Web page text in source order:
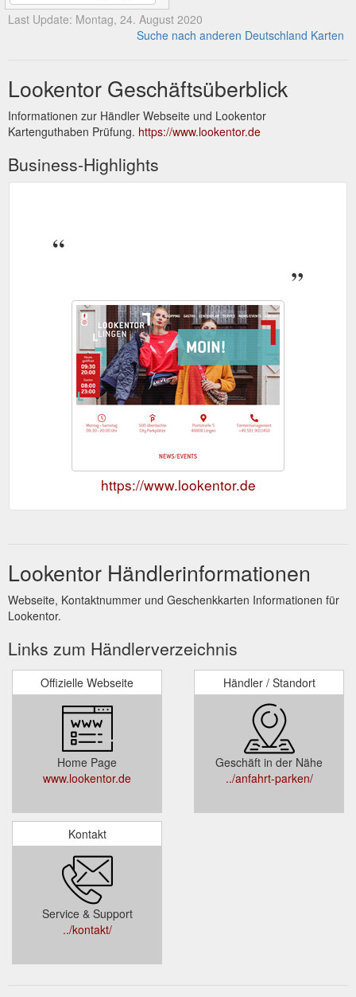
Last Update: Montag, 24. August 2020
Suche nach anderen Deutschland Karten
Lookentor Geschäftsüberblick
Informationen zur Händler Webseite und Lookentor
Kartenguthaben Prüfung. https://www.lookentor.de
Business-Highlights
https://www.lookentor.de
Lookentor Händlerinformationen
Webseite, Kontaktnummer und Geschenkkarten Informationen für
Lookentor.
Links zum Händlerverzeichnis
Offizielle Webseite
Home Page
www.lookentor.de
Händler / Standort
Geschäft in der Nähe
../anfahrt-parken/
Kontakt
Service & Support
../kontakt/